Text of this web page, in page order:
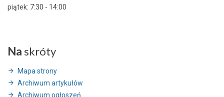
piątek: 7:30 - 14:00
Na skróty
Mapa strony
Archiwum artykułów
Archiwum ogłoszeń